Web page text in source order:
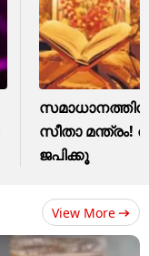
സീതാ മന്ത്രം!
ജപിക്കൂ
View More